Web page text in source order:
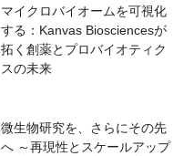
マイクロバイオームを可視化
する：Kanvas Biosciencesが
拓く創薬とプロバイオティク
スの未来
微生物研究を、さらにその先
へ ～再現性とスケールアップ